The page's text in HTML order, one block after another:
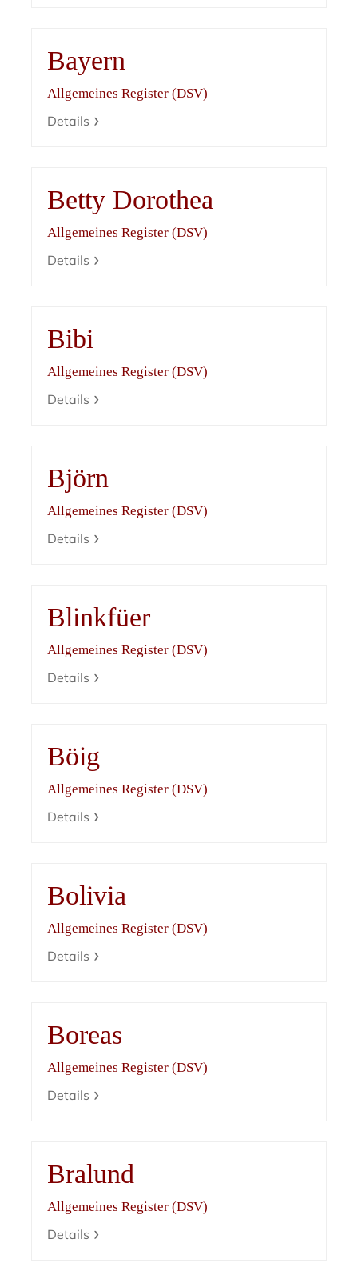
Bayern
Allgemeines Register (DSV)
Details
Betty Dorothea
Allgemeines Register (DSV)
Details
Bibi
Allgemeines Register (DSV)
Details
Björn
Allgemeines Register (DSV)
Details
Blinkfüer
Allgemeines Register (DSV)
Details
Böig
Allgemeines Register (DSV)
Details
Bolivia
Allgemeines Register (DSV)
Details
Boreas
Allgemeines Register (DSV)
Details
Bralund
Allgemeines Register (DSV)
Details